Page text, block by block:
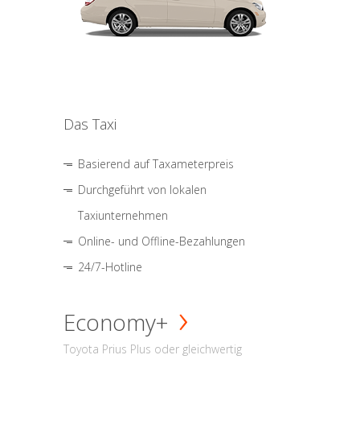
Das Taxi
Basierend auf Taxameterpreis
Durchgeführt von lokalen
Taxiunternehmen
Online- und Offline-Bezahlungen
24/7-Hotline
Economy+
Toyota Prius Plus oder gleichwertig